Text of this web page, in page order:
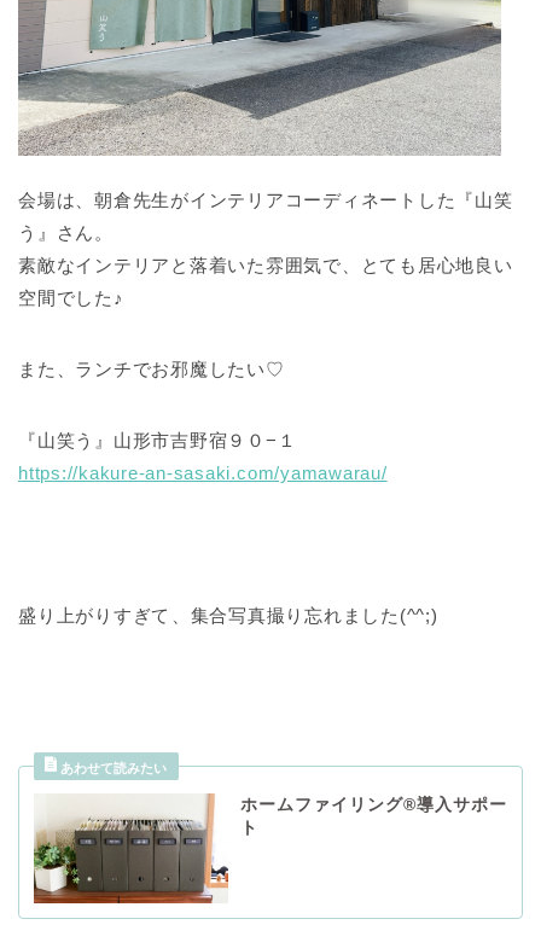
会場は、朝倉先生がインテリアコーディネートした『山笑
う』さん。
素敵なインテリアと落着いた雰囲気で、とても居心地良い
空間でした♪
また、ランチでお邪魔したい♡
『山笑う』山形市吉野宿９０−１
https://kakure-an-sasaki.com/yamawarau/
盛り上がりすぎて⁣、集合写真撮り忘れました(^^;)
ホームファイリング®導入サポー
ト